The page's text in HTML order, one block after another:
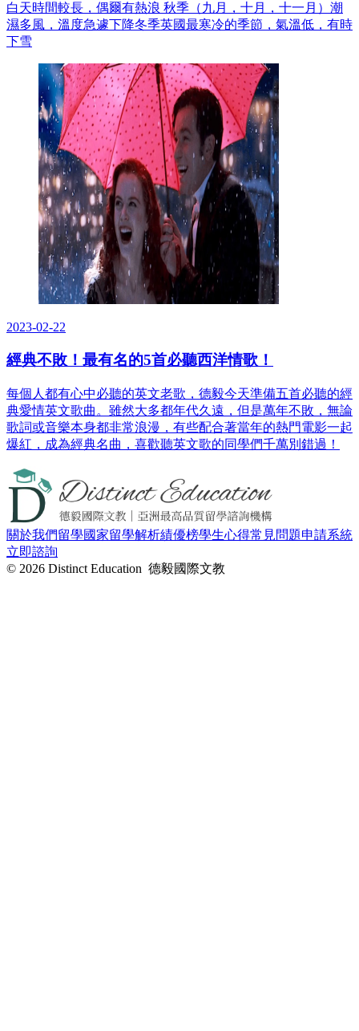
白天時間較長，偶爾有熱浪 秋季（九月，十月，十一月）潮
濕多風，溫度急遽下降冬季英國最寒冷的季節，氣溫低，有時
下雪
2023-02-22
經典不敗！最有名的5首必聽西洋情歌！
每個人都有心中必聽的英文老歌，德毅今天準備五首必聽的經
典愛情英文歌曲。雖然大多都年代久遠，但是萬年不敗，無論
歌詞或音樂本身都非常浪漫，有些配合著當年的熱門電影一起
爆紅，成為經典名曲，喜歡聽英文歌的同學們千萬別錯過！
關於我們留學國家留學解析績優榜學生心得常見問題申請系統
立即諮詢
© 2026 Distinct Education 德毅國際文教